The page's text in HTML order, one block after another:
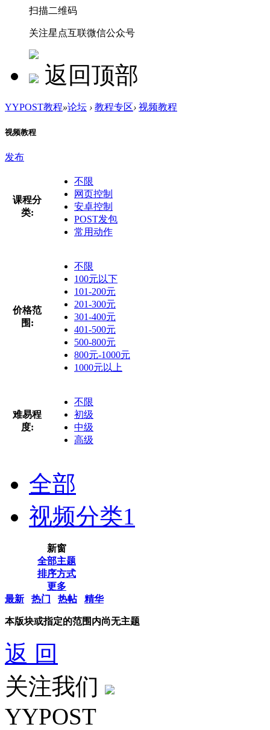
扫描二维码
关注星点互联微信公众号
返回顶部
YYPOST教程»论坛 › 教程专区› 视频教程
视频教程
发布
课程分
类:
不限
网页控制
安卓控制
POST发包
常用动作
价格范
围:
不限
100元以下
101-200元
201-300元
301-400元
401-500元
500-800元
800元-1000元
1000元以上
难易程
度:
不限
初级
中级
高级
全部
视频分类1
新窗
全部主题
排序方式
更多
最新
热门 热帖 精华
本版块或指定的范围内尚无主题
返 回
关注我们
YYPOST